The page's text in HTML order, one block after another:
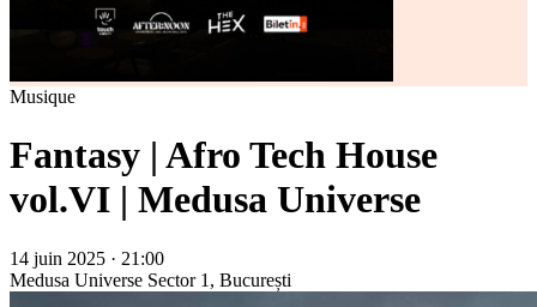
Musique
Fantasy | Afro Tech House
vol.VI | Medusa Universe
14 juin 2025 · 21:00
Medusa Universe Sector 1, București